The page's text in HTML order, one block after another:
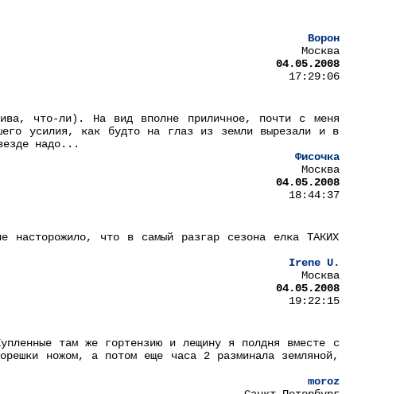
Ворон
Москва
04.05.2008
17:29:06
что-ли). На вид вполне приличное, почти с меня
усилия, как будто на глаз из земли вырезали и в
надо...
Фисочка
Москва
04.05.2008
18:44:37
что в самый разгар сезона елка ТАКИХ
Irene U.
Москва
04.05.2008
19:22:15
там же гортензию и лещину я полдня вместе с
ножом, а потом еще часа 2 разминала земляной,
moroz